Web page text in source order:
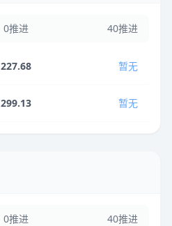
0推进 40推进
227.68 暂无
299.13 暂无
0推进 40推进